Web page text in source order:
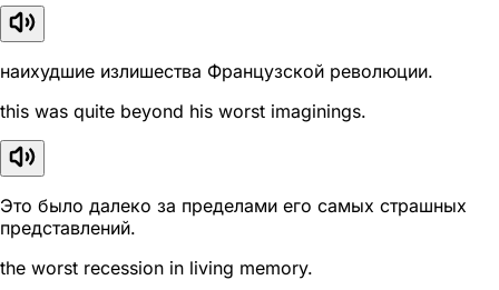
наихудшие излишества Французской революции.
this was quite beyond his worst imaginings.
Это было далеко за пределами его самых страшных
представлений.
the worst recession in living memory.